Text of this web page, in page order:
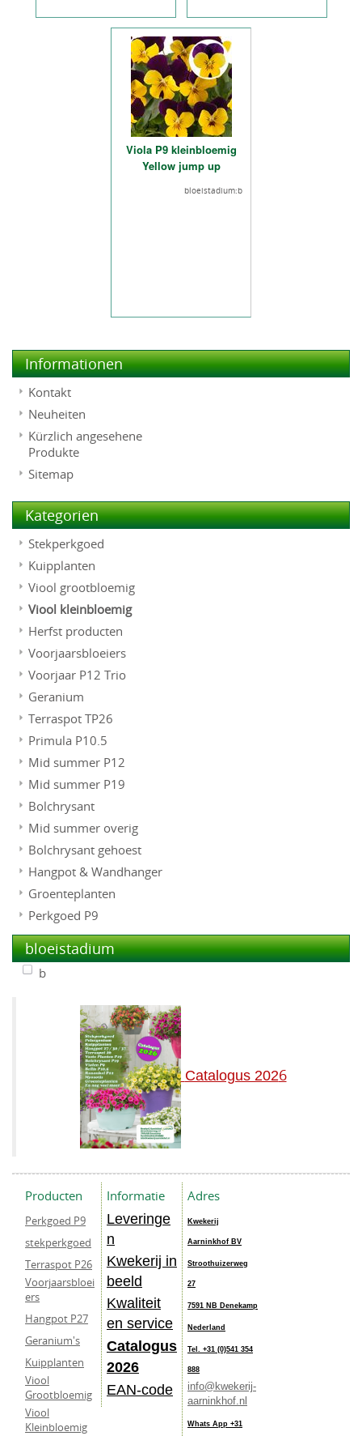
Viola P9 kleinbloemig
Yellow jump up
bloeistadium:b
Informationen
Kontakt
Neuheiten
Kürzlich angesehene
Produkte
Sitemap
Kategorien
Stekperkgoed
Kuipplanten
Viool grootbloemig
Viool kleinbloemig
Herfst producten
Voorjaarsbloeiers
Voorjaar P12 Trio
Geranium
Terraspot TP26
Primula P10.5
Mid summer P12
Mid summer P19
Bolchrysant
Mid summer overig
Bolchrysant gehoest
Hangpot & Wandhanger
Groenteplanten
Perkgoed P9
bloeistadium
b
Catalogus 2026
Producten
Perkgoed P9
stekperkgoed
Terraspot P26
Voorjaarsbloei
ers
Hangpot P27
Geranium's
Kuipplanten
Viool
Grootbloemig
Viool
Kleinbloemig
Informatie
Leveringe
n
Kwekerij in
beeld
Kwaliteit
en service
Catalogus
2026
EAN-code
Adres
Kwekerij
Aarninkhof BV
Stroothuizerweg
27
7591 NB Denekamp
Nederland
Tel. +31 (0)541 354
888
info@kwekerij-
aarninkhof.nl
Whats App +31